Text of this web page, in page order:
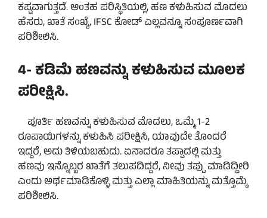
ಕಷ್ಟವಾಗುತ್ತದೆ. ಅಂತಹ ಪರಿಸ್ಥಿತಿಯಲ್ಲಿ, ಹಣ ಕಳುಹಿಸುವ ಮೊದಲು
ಹೆಸರು, ಖಾತೆ ಸಂಖ್ಯೆ, IFSC ಕೋಡ್ ಎಲ್ಲವನ್ನೂ ಸಂಪೂರ್ಣವಾಗಿ
ಪರಿಶೀಲಿಸಿ.
4- ಕಡಿಮೆ ಹಣವನ್ನು ಕಳುಹಿಸುವ ಮೂಲಕ
ಪರೀಕ್ಷಿಸಿ.
ಪೂರ್ತಿ ಹಣವನ್ನು ಕಳುಹಿಸುವ ಮೊದಲು, ಒಮ್ಮೆ 1-2
ರೂಪಾಯಿಗಳನ್ನು ಕಳುಹಿಸಿ ಪರೀಕ್ಷಿಸಿ, ಯಾವುದೇ ತೊಂದರೆ
ಇದ್ದರೆ, ಅದು ತಿಳಿಯಬಹುದು. ಏನಾದರೂ ತಪ್ಪಾದಲ್ಲಿ ಮತ್ತು
ಹಣವು ಇನ್ನೊಬ್ಬರ ಖಾತೆಗೆ ತಲುಪದಿದ್ದರೆ, ನೀವು ತಪ್ಪು ಮಾಡಿದ್ದೀರಿ
ಎಂದು ಅರ್ಥಮಾಡಿಕೊಳ್ಳಿ ಮತ್ತು ಎಲ್ಲಾ ಮಾಹಿತಿಯನ್ನು ಮತ್ತೊಮ್ಮೆ
ಪರಿಶೀಲಿಸಿ.